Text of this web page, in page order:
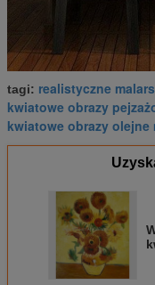
tagi: realistyczne
kwiatowe obrazy
kwiatowe obrazy olejne